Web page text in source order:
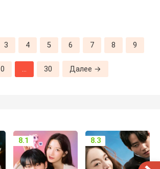
3 4 5 6 7 8 9
... 30 Далее →
8.1 8.3